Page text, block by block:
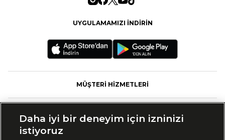
UYGULAMAMIZI İNDİRİN
MÜŞTERİ HİZMETLERİ
Daha iyi bir deneyim için izninizi
istiyoruz